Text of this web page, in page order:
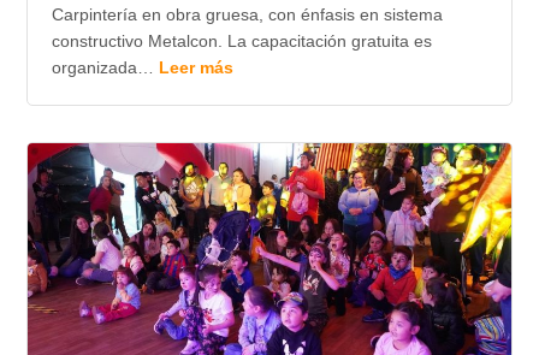
Carpintería en obra gruesa, con énfasis en sistema
constructivo Metalcon. La capacitación gratuita es
organizada… Leer más